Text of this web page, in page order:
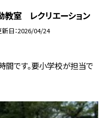
室 レクリエーション
新日 2026/04/24
間です。要小学校が担当で